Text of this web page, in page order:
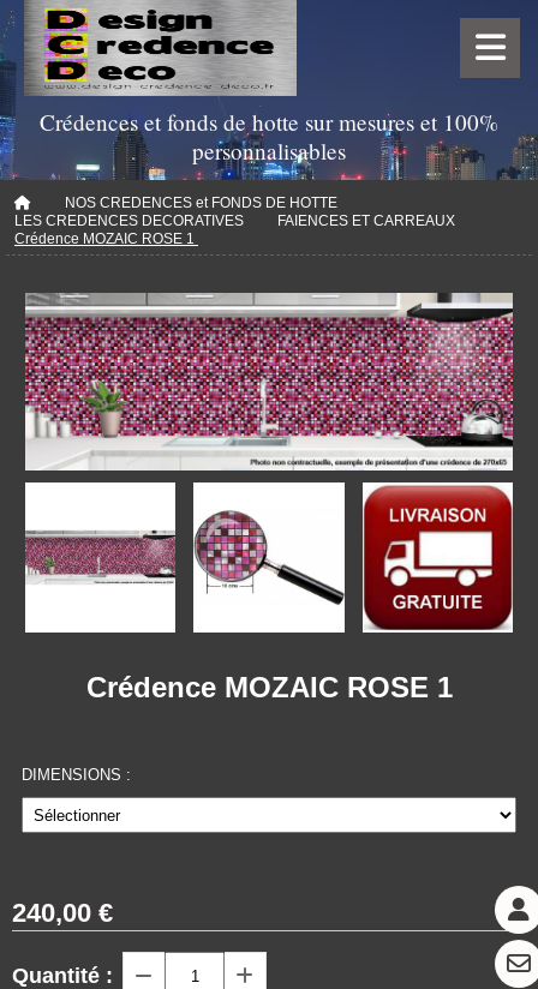
Crédences et fonds de hotte sur mesures et 100%
personnalisables
NOS CREDENCES et FONDS DE HOTTE
LES CREDENCES DECORATIVES
FAIENCES ET CARREAUX
Crédence MOZAIC ROSE 1
Crédence MOZAIC ROSE 1
DIMENSIONS :
240,00 €
Quantité :